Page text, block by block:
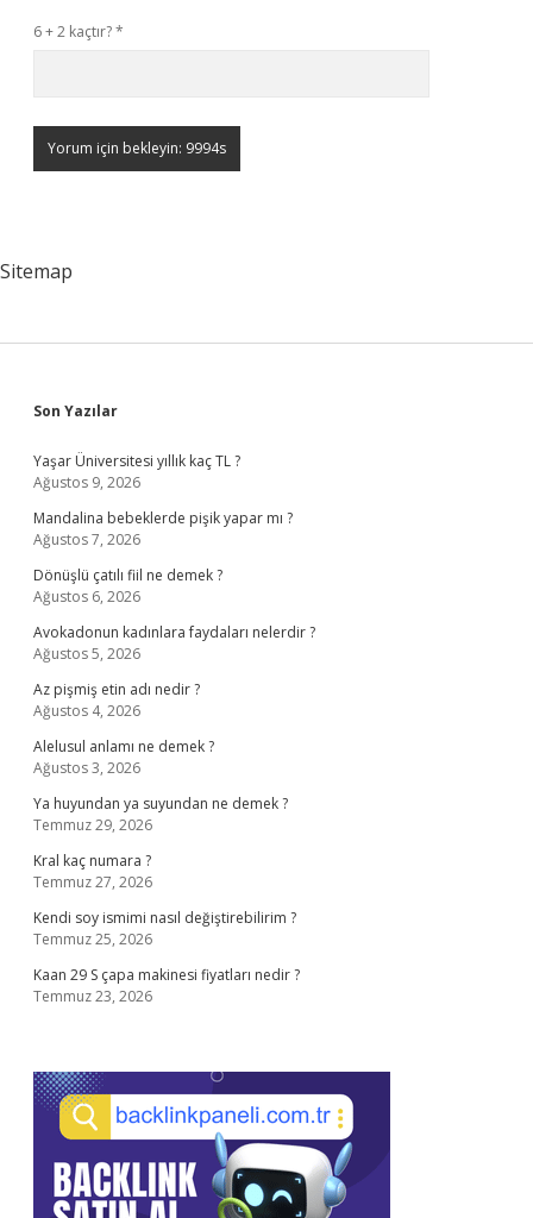
6 + 2 kaçtır?*
Sitemap
Sidebar
Son Yazılar
Yaşar Üniversitesi yıllık kaç TL ?
Ağustos 9, 2026
Mandalina bebeklerde pişik yapar mı ?
Ağustos 7, 2026
Dönüşlü çatılı fiil ne demek ?
Ağustos 6, 2026
Avokadonun kadınlara faydaları nelerdir ?
Ağustos 5, 2026
Az pişmiş etin adı nedir ?
Ağustos 4, 2026
Alelusul anlamı ne demek ?
Ağustos 3, 2026
Ya huyundan ya suyundan ne demek ?
Temmuz 29, 2026
Kral kaç numara ?
Temmuz 27, 2026
Kendi soy ismimi nasıl değiştirebilirim ?
Temmuz 25, 2026
Kaan 29 S çapa makinesi fiyatları nedir ?
Temmuz 23, 2026